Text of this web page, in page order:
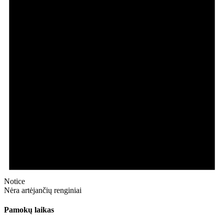
Notice
Nėra artėjančių renginiai
Pamokų laikas